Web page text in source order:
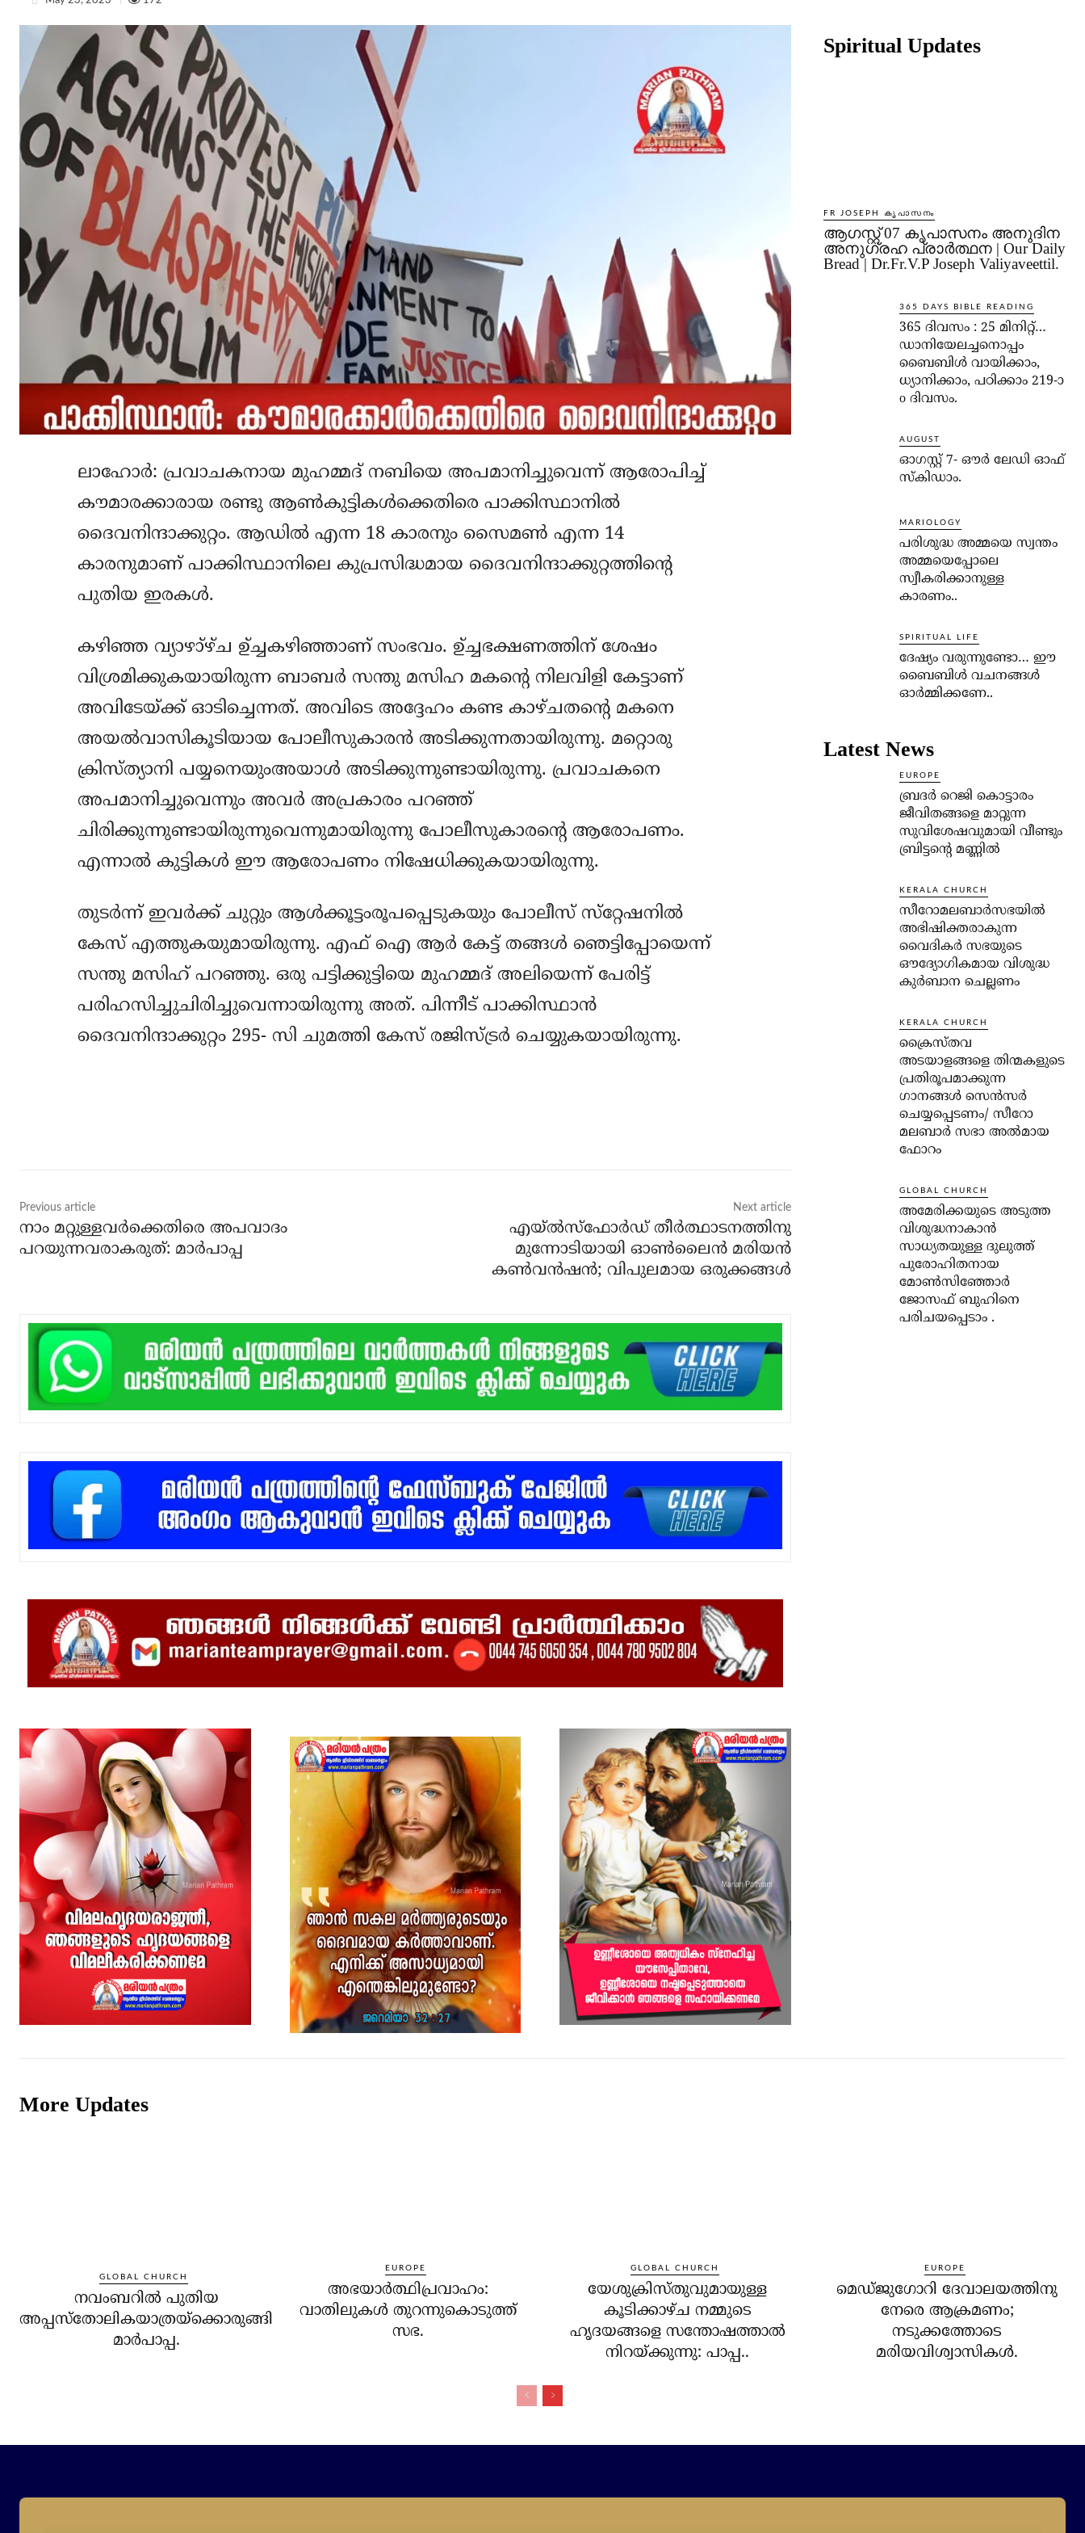
ലാഹോര്‍: പ്രവാചകനായ മുഹമ്മദ് നബിയെ അപമാനിച്ചുവെന്ന് ആരോപിച്ച്
കൗമാരക്കാരായ രണ്ടു ആണ്‍കുട്ടികള്‍ക്കെതിരെ പാക്കിസ്ഥാനില്‍
ദൈവനിന്ദാക്കുറ്റം. ആഡില്‍ എന്ന 18 കാരനും സൈമണ്‍ എന്ന 14
കാരനുമാണ് പാക്കിസ്ഥാനിലെ കുപ്രസിദ്ധമായ ദൈവനിന്ദാക്കുറ്റത്തിന്റെ
പുതിയ ഇരകള്‍.
കഴിഞ്ഞ വ്യാഴാ്‌ഴ്ച ഉ്ച്ചകഴിഞ്ഞാണ് സംഭവം. ഉ്ച്ചഭക്ഷണത്തിന് ശേഷം
വിശ്രമിക്കുകയായിരുന്ന ബാബര്‍ സന്തു മസിഹ മകന്റെ നിലവിളി കേട്ടാണ്
അവിടേയ്ക്ക് ഓടിച്ചെന്നത്. അവിടെ അദ്ദേഹം കണ്ട കാഴ്ചതന്റെ മകനെ
അയല്‍വാസികൂടിയായ പോലീസുകാരന്‍ അടിക്കുന്നതായിരുന്നു. മറ്റൊരു
ക്രിസ്ത്യാനി പയ്യനെയുംഅയാള്‍ അടിക്കുന്നുണ്ടായിരുന്നു. പ്രവാചകനെ
അപമാനിച്ചുവെന്നും അവര്‍ അപ്രകാരം പറഞ്ഞ്
ചിരിക്കുന്നുണ്ടായിരുന്നുവെന്നുമായിരുന്നു പോലീസുകാരന്റെ ആരോപണം.
എന്നാല്‍ കുട്ടികള്‍ ഈ ആരോപണം നിഷേധിക്കുകയായിരുന്നു.
തുടര്‍ന്ന് ഇവര്‍ക്ക് ചുറ്റും ആള്‍ക്കൂട്ടംരൂപപ്പെടുകയും പോലീസ് സ്‌റ്റേഷനില്‍
കേസ് എത്തുകയുമായിരുന്നു. എഫ് ഐ ആര്‍ കേട്ട് തങ്ങള്‍ ഞെട്ടിപ്പോയെന്ന്
സന്തു മസിഹ് പറഞ്ഞു. ഒരു പട്ടിക്കുട്ടിയെ മുഹമ്മദ് അലിയെന്ന് പേരിട്ട്
പരിഹസിച്ചുചിരിച്ചുവെന്നായിരുന്നു അത്. പിന്നീട് പാക്കിസ്ഥാന്‍
ദൈവനിന്ദാക്കുറ്റം 295- സി ചുമത്തി കേസ് രജിസ്ട്രര്‍ ചെയ്യുകയായിരുന്നു.
Previous article
നാം മറ്റുള്ളവര്‍ക്കെതിരെ അപവാദം
പറയുന്നവരാകരുത്: മാര്‍പാപ്പ
Next article
എയ്‌ൽസ്‌ഫോർഡ് തീർത്ഥാടനത്തിനു
മുന്നോടിയായി ഓൺലൈൻ മരിയൻ
കൺവൻഷൻ; വിപുലമായ ഒരുക്കങ്ങൾ
Spiritual Updates
FR JOSEPH കൃപാസനം
ആഗസ്റ്റ് 07 കൃപാസനം അനുദിന
അനുഗ്രഹ പ്രാർത്ഥന | Our Daily
Bread | Dr.Fr.V.P Joseph Valiyaveettil.
365 DAYS BIBLE READING
365 ദിവസം : 25 മിനിറ്റ്…
ഡാനിയേലച്ചനൊപ്പം
ബൈബിൾ വായിക്കാം,
ധ്യാനിക്കാം, പഠിക്കാം 219-ാ
o ദിവസം.
AUGUST
ഓഗസ്റ്റ് 7- ഔര്‍ ലേഡി ഓഫ്
സ്‌കിഡാം.
MARIOLOGY
പരിശുദ്ധ അമ്മയെ സ്വന്തം
അമ്മയെപ്പോലെ
സ്വീകരിക്കാനുള്ള
കാരണം..
SPIRITUAL LIFE
ദേഷ്യം വരുന്നുണ്ടോ… ഈ
ബൈബിള്‍ വചനങ്ങള്‍
ഓര്‍മ്മിക്കണേ..
Latest News
EUROPE
ബ്രദർ റെജി കൊട്ടാരം
ജീവിതങ്ങളെ മാറ്റുന്ന
സുവിശേഷവുമായി വീണ്ടും
ബ്രിട്ടന്റെ മണ്ണിൽ
KERALA CHURCH
സീറോമലബാർസഭയിൽ
അഭിഷിക്തരാകുന്ന
വൈദികർ സഭയുടെ
ഔദ്യോഗികമായ വിശുദ്ധ
കുർബാന ചെല്ലണം
KERALA CHURCH
ക്രൈസ്തവ
അടയാളങ്ങളെ തിന്മകളുടെ
പ്രതിരൂപമാക്കുന്ന
ഗാനങ്ങൾ സെൻസർ
ചെയ്യപ്പെടണം/ സീറോ
മലബാർ സഭാ അൽമായ
ഫോറം
GLOBAL CHURCH
അമേരിക്കയുടെ അടുത്ത
വിശുദ്ധനാകാൻ
സാധ്യതയുള്ള ദുലുത്ത്
പുരോഹിതനായ
മോൺസിഞ്ഞോർ
ജോസഫ് ബുഹിനെ
പരിചയപ്പെടാം .
More Updates
GLOBAL CHURCH
നവംബറില്‍ പുതിയ
അപ്പസ്‌തോലികയാത്രയ്‌ക്കൊരുങ്ങി
മാര്‍പാപ്പ.
EUROPE
അഭയാര്‍ത്ഥിപ്രവാഹം:
വാതിലുകള്‍ തുറന്നുകൊടുത്ത്
സഭ.
GLOBAL CHURCH
യേശുക്രിസ്തുവുമായുള്ള
കൂടിക്കാഴ്ച നമ്മുടെ
ഹൃദയങ്ങളെ സന്തോഷത്താല്‍
നിറയ്ക്കുന്നു: പാപ്പ..
EUROPE
മെഡ്ജുഗോറി ദേവാലയത്തിനു
നേരെ ആക്രമണം;
നടുക്കത്തോടെ
മരിയവിശ്വാസികള്‍.